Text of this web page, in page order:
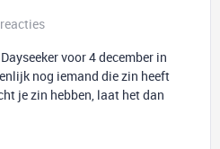
voor 4 december in
nog iemand die zin heeft
je zin hebben, laat het dan